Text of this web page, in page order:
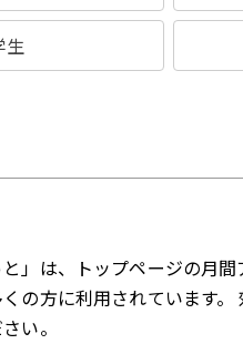
生
と」は、トップページの月
の方に利用されています
い。